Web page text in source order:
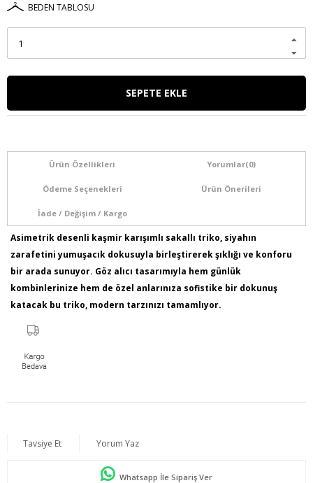
BEDEN TABLOSU
Ürün Özellikleri Yorumlar(0)
Ödeme Seçenekleri Ürün Önerileri
İade / Değişim / Kargo
Asimetrik desenli kaşmir karışımlı sakallı triko, siyahın
zarafetini yumuşacık dokusuyla birleştirerek şıklığı ve konforu
bir arada sunuyor. Göz alıcı tasarımıyla hem günlük
kombinlerinize hem de özel anlarınıza sofistike bir dokunuş
katacak bu triko, modern tarzınızı tamamlıyor.
Ürün İçeriği: %100 Polyemid
Kumaş Türü: Örme
Model Bilgileri: Boy:1,78 - Göğüs:103 - Bel:89 - Basen:110
Ürün Boyu: 75 cm
Tavsiye Et Yorum Yaz
Whatsapp İle Sipariş Ver